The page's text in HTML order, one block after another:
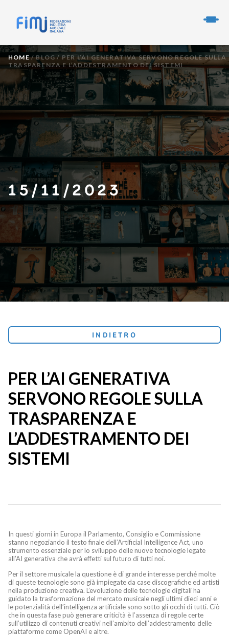
HOME/BLOG / PER L’AI GENERATIVA SERVONO REGOLE SULLA
TRASPARENZA E L’ADDESTRAMENTO DEI SISTEMI
15/11/2023
INDIETRO
PER L’AI GENERATIVA
SERVONO REGOLE SULLA
TRASPARENZA E
L’ADDESTRAMENTO DEI
SISTEMI
In questi giorni in Europa il Parlamento, Consiglio e Commissione
stanno negoziando il testo finale dell’Artificial Intelligence Act, uno
strumento essenziale per lo sviluppo delle nuove tecnologie legate
all’AI generativa che avrà effetti sul futuro di tutti noi.
Per il settore musicale la questione è di grande interesse perché molte
di queste tecnologie sono già impiegate da case discografiche ed artisti
nella produzione creativa. L’evoluzione delle tecnologie digitali ha
guidato la trasformazione del mercato musicale negli ultimi dieci anni e
le potenzialità dell’intelligenza artificiale sono sotto gli occhi di tutti. Ciò
che in questa fase può generare criticità è l’assenza di regole certe
sull’utilizzo di contenuti creativi nell’ambito dell’addestramento delle
piattaforme come OpenAI e altre.